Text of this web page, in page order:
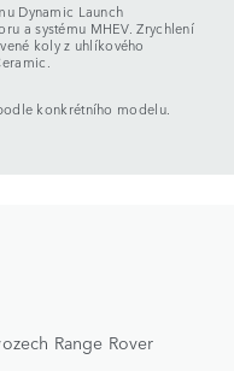
Dynamic Launch
a systému MHEV. Zrychlení
koly z uhlíkového
konkrétního modelu.
Range Rover